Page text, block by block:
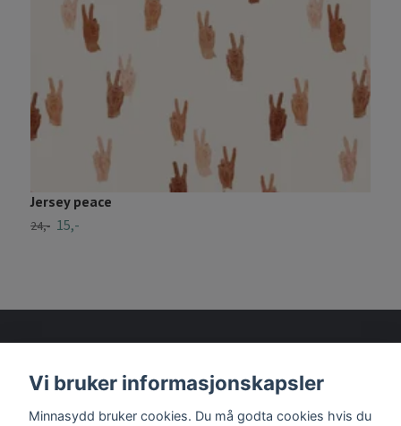
Jersey peace
24,- 15,-
Vi bruker informasjonskapsler
Minnasydd bruker cookies. Du må godta cookies hvis du